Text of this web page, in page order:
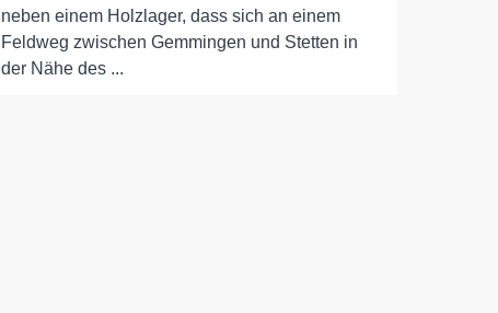
neben einem Holzlager, dass sich an einem
Feldweg zwischen Gemmingen und Stetten in
der Nähe des ...